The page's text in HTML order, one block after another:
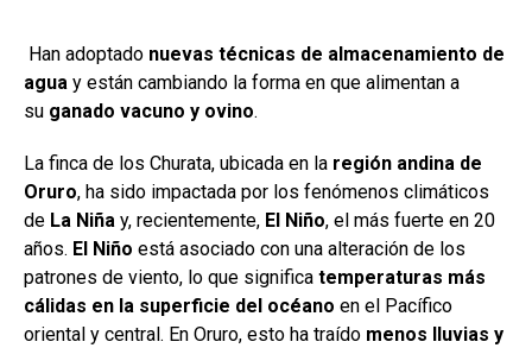
Han adoptado nuevas técnicas de almacenamiento de
agua y están cambiando la forma en que alimentan a
su ganado vacuno y ovino.
La finca de los Churata, ubicada en la región andina de
Oruro, ha sido impactada por los fenómenos climáticos
de La Niña y, recientemente, El Niño, el más fuerte en 20
años. El Niño está asociado con una alteración de los
patrones de viento, lo que significa temperaturas más
cálidas en la superficie del océano en el Pacífico
oriental y central. En Oruro, esto ha traído menos lluvias y